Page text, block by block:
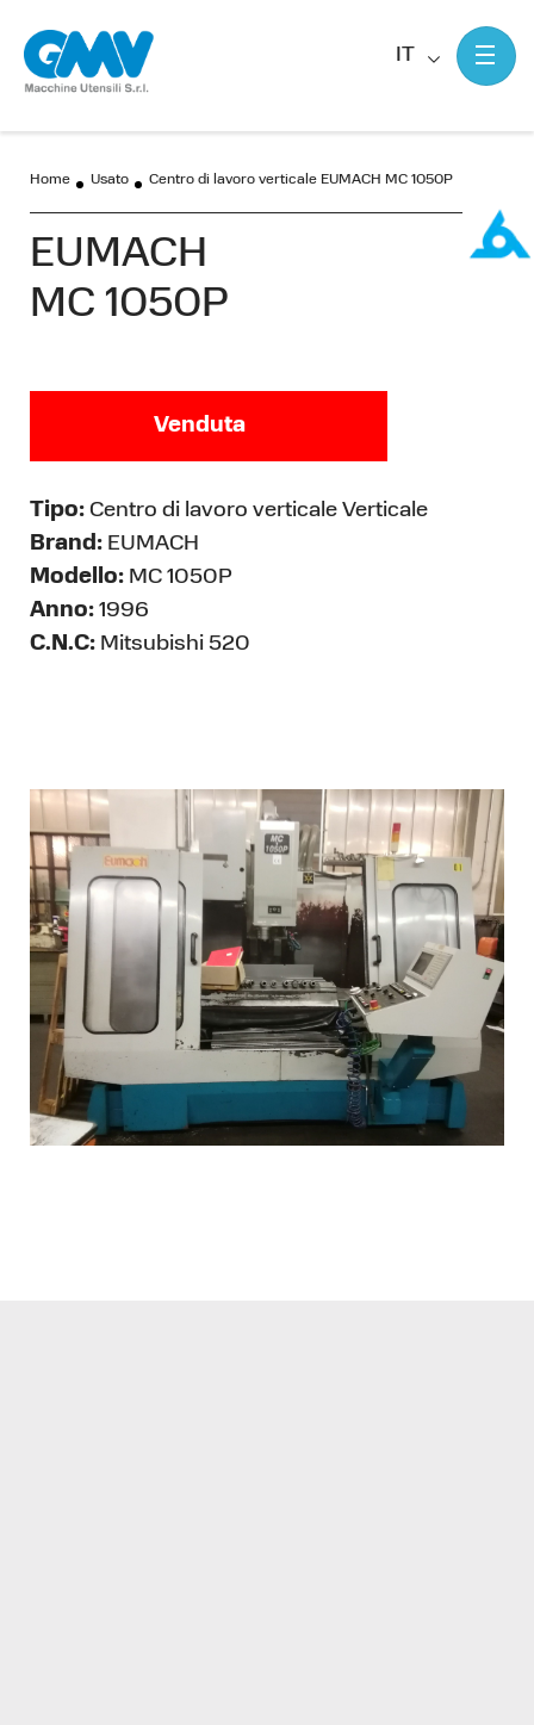
IT
Home Usato Centro di lavoro verticale EUMACH MC 1050P
EUMACH
MC 1050P
Venduta
Tipo: Centro di lavoro verticale Verticale
Brand: EUMACH
Modello: MC 1050P
Anno: 1996
C.N.C: Mitsubishi 520